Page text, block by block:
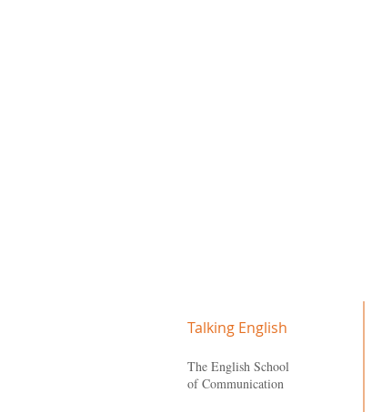
Talking English
The English School
of Communication